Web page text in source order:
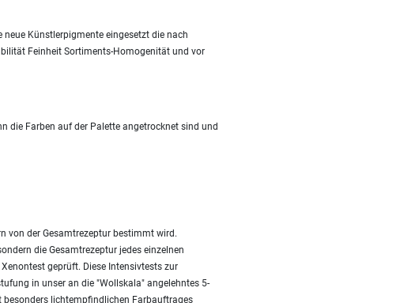
Künstlerpigmente eingesetzt die nach
Feinheit Sortiments-Homogenität und vor
die Farben auf der Palette angetrocknet sind und
von der Gesamtrezeptur bestimmt wird.
die Gesamtrezeptur jedes einzelnen
geprüft. Diese Intensivtests zur
in unser an die "Wollskala" angelehntes 5-
besonders lichtempfindlichen Farbauftrages